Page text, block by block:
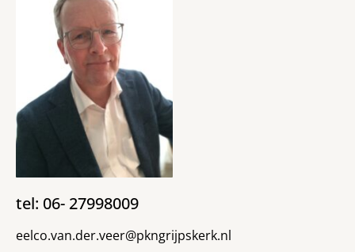
tel: 06- 27998009
eelco.van.der.veer@pkngrijpskerk.nl